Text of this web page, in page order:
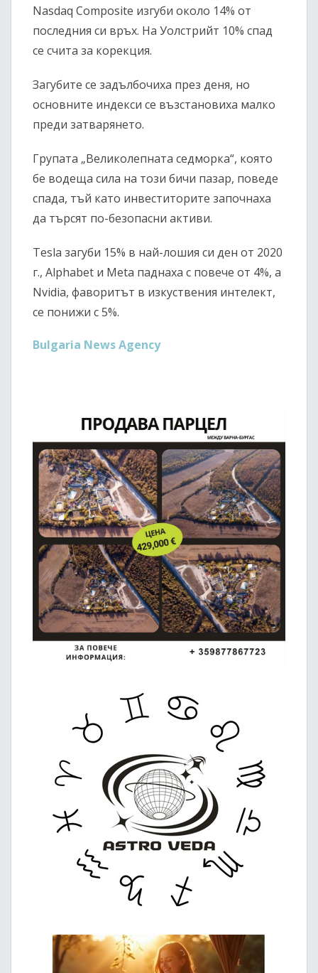
Nasdaq Composite изгуби около 14% от
последния си връх. На Уолстрийт 10% спад
се счита за корекция.
Загубите се задълбочиха през деня, но
основните индекси се възстановиха малко
преди затварянето.
Групата „Великолепната седморка“, която
бе водеща сила на този бичи пазар, поведе
спада, тъй като инвеститорите започнаха
да търсят по-безопасни активи.
Tesla загуби 15% в най-лошия си ден от 2020
г., Alphabet и Meta паднаха с повече от 4%, а
Nvidia, фаворитът в изкуствения интелект,
се понижи с 5%.
Bulgaria News Agency